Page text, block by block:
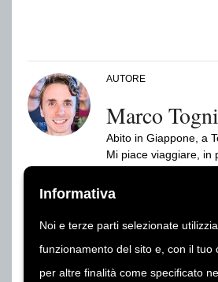
AUTORE
Marco Togni
Abito in Giappone, a
Mi piace viaggiare, in
Fondatore di
Giapponese
Seguito da più di 2
Informativa
Noi e terze parti selezionate
funzionamento del sito e, con il tuo
per altre finalità come specificato